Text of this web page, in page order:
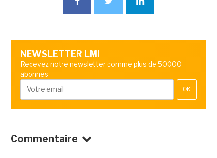
NEWSLETTER LMI
Recevez notre newsletter comme plus de 50000
abonnés
OK
Commentaire